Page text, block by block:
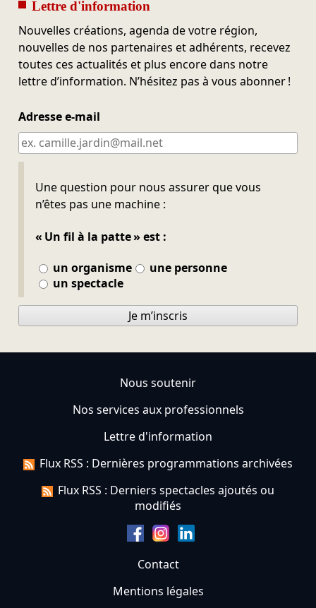
Lettre d'information
Nouvelles créations, agenda de votre région,
nouvelles de nos partenaires et adhérents, recevez
toutes ces actualités et plus encore dans notre
lettre d’information. N’hésitez pas à vous abonner !
Adresse e-mail
Une question pour nous assurer que vous
n’êtes pas une machine :
« Un fil à la patte » est :
un organisme
une personne
un spectacle
Ne pas remplir
Je m’inscris
Nous soutenir
Nos services aux professionnels
Lettre d'information
Flux RSS : Dernières programmations archivées
Flux RSS : Derniers spectacles ajoutés ou
modifiés
Contact
Mentions légales